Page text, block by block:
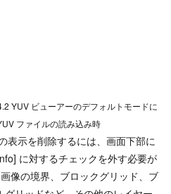
YUV ビューアーのデフォルトモードに
ファイルの読み込み時
表示を削除するには、画面下部に
に対するチェックを外す必要が
像の境界、ブロックグリッド、ブ